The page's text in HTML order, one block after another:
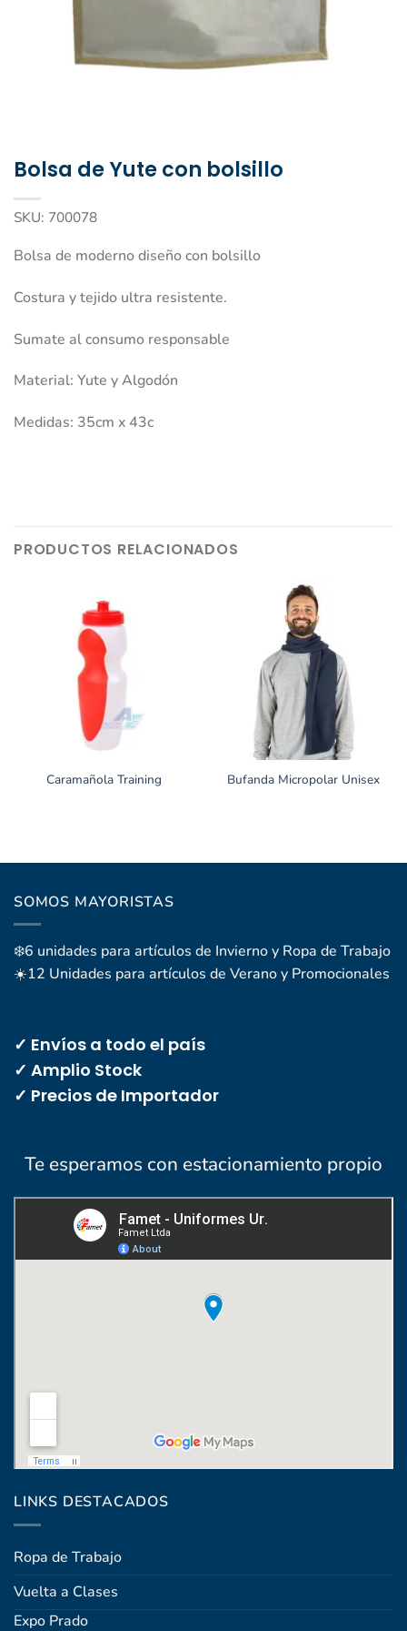
Bolsa de Yute con bolsillo
SKU: 700078
Bolsa de moderno diseño con bolsillo
Costura y tejido ultra resistente.
Sumate al consumo responsable
Material: Yute y Algodón
Medidas: 35cm x 43c
PRODUCTOS RELACIONADOS
Caramañola Training Bufanda Micropolar Unisex
SOMOS MAYORISTAS
❄️6 unidades para artículos de Invierno y Ropa de Trabajo
☀️12 Unidades para artículos de Verano y Promocionales
✓ Envíos a todo el país
✓ Amplio Stock
✓ Precios de Importador
Te esperamos con estacionamiento propio
LINKS DESTACADOS
Ropa de Trabajo
Vuelta a Clases
Expo Prado